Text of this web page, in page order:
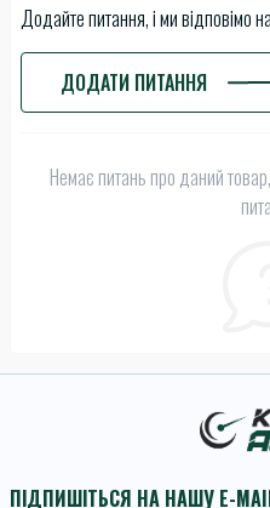
Додайте питання, і ми відповімо
ДОДАТИ ПИТАННЯ
Немає питань про даний
ПІДПИШІТЬСЯ НА НАШУ E-